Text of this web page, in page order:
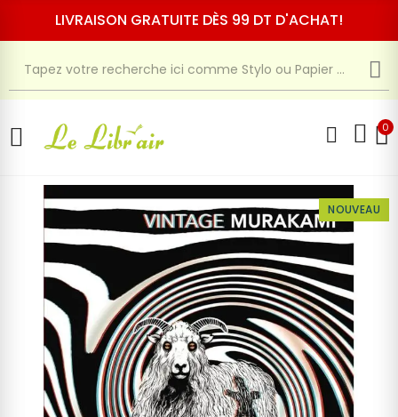
LIVRAISON GRATUITE DÈS 99 DT D'ACHAT!
0
NOUVEAU